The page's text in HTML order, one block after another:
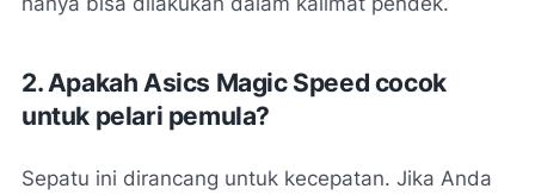
2. Apakah Asics Magic Speed cocok
untuk pelari pemula?
Sepatu ini dirancang untuk kecepatan. Jika Anda